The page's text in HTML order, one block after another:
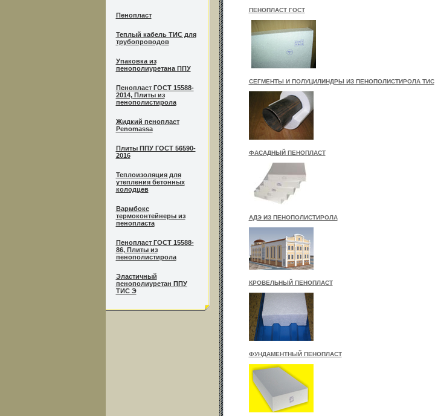
Пенопласт
Теплый кабель ТИС для
трубопроводов
Упаковка из
пенополиуретана ППУ
Пенопласт ГОСТ 15588-
2014, Плиты из
пенополистирола
Жидкий пенопласт
Penomassa
Плиты ППУ ГОСТ 56590-
2016
Теплоизоляция для
утепления бетонных
колодцев
Вармбокс
термоконтейнеры из
пенопласта
Пенопласт ГОСТ 15588-
86, Плиты из
пенополистирола
Эластичный
пенополиуретан ППУ
ТИС Э
ПЕНОПЛАСТ ГОСТ
СЕГМЕНТЫ И ПОЛУЦИЛИНДРЫ ИЗ ПЕНОПОЛИСТИРОЛА ТИС
ФАСАДНЫЙ ПЕНОПЛАСТ
АДЭ ИЗ ПЕНОПОЛИСТИРОЛА
КРОВЕЛЬНЫЙ ПЕНОПЛАСТ
ФУНДАМЕНТНЫЙ ПЕНОПЛАСТ